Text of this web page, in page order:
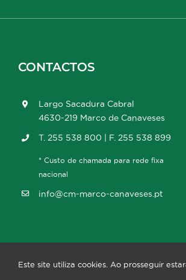
CONTACTOS
Largo Sacadura Cabral
4630-219 Marco de Canaveses
T. 255 538 800 | F. 255 538 899
* Custo de chamada para rede fixa
nacional
info@cm-marco-canaveses.pt
Este site utiliza cookies. Ao prosseguir